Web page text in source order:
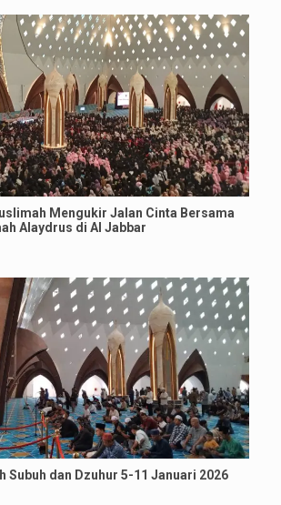
Mengukir Jalan Cinta Bersama
Alaydrus di Al Jabbar
Subuh dan Dzuhur 5-11 Januari 2026